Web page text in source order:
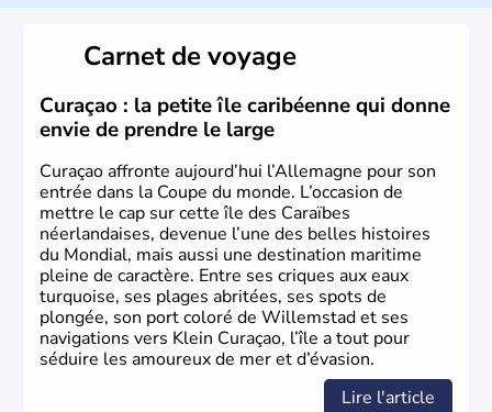
lesquelles bénéficient d'une grande autonomie. Le pays
peut se targuer de grands noms qu'il a vu naître dans tous
les domaines, des arts à la politique en passant par la
philosophie. Hertz, Gutenberg, Heidegger, Thomas Mann,
Herman Hesse ou bien Hegel en font partie.
Carnet de voyage
Curaçao : la petite île caribéenne qui donne
envie de prendre le large
Curaçao affronte aujourd’hui l’Allemagne pour son
entrée dans la Coupe du monde. L’occasion de
mettre le cap sur cette île des Caraïbes
néerlandaises, devenue l’une des belles histoires
du Mondial, mais aussi une destination maritime
pleine de caractère. Entre ses criques aux eaux
turquoise, ses plages abritées, ses spots de
plongée, son port coloré de Willemstad et ses
navigations vers Klein Curaçao, l’île a tout pour
séduire les amoureux de mer et d’évasion.
Lire l'article